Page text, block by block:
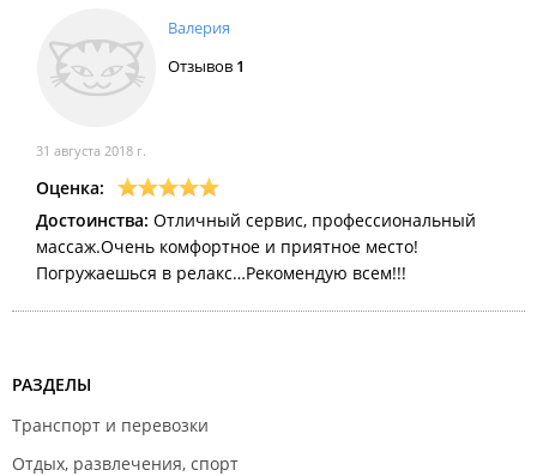
Валерия
Отзывов 1
31 августа 2018 г.
Оценка:
Достоинства: Отличный сервис, профессиональный
массаж.Очень комфортное и приятное место!
Погружаешься в релакс…Рекомендую всем!!!
РАЗДЕЛЫ
Транспорт и перевозки
Отдых, развлечения, спорт